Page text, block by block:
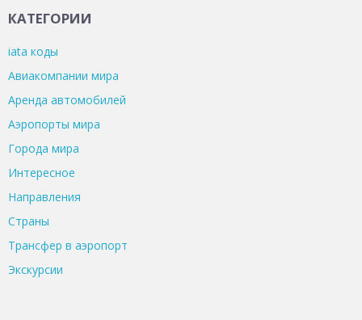
КАТЕГОРИИ
iata коды
Авиакомпании мира
Аренда автомобилей
Аэропорты мира
Города мира
Интересное
Направления
Страны
Трансфер в аэропорт
Экскурсии